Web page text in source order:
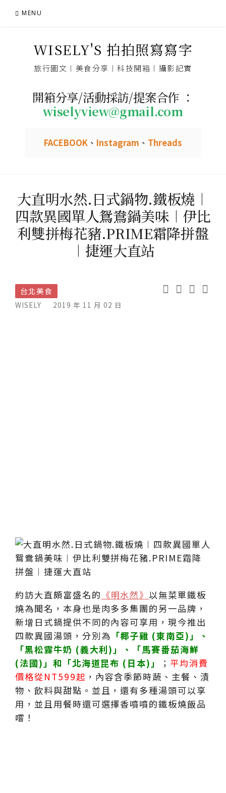
MENU
WISELY'S 拍拍照寫寫字
旅行圖文︱美食分享︱科技開箱︱攝影記實
開箱分享/活動採訪/提案合作 ：
wiselyview@gmail.com
FACEBOOK 、 Instagram 、 Threads
大直明水然.日式鍋物.鐵板燒︱
四款異國單人鴛鴦鍋美味︱伊比
利雙拼梅花豬.PRIME霜降拼盤
︱捷運大直站
台北美食
WISELY 2019 年 11 月 02 日
約訪大直頗富盛名的 《明水然》以無菜單鐵板
燒為聞名，本身也是肉多多集團的另一品牌，
新增日式鍋提供不同的內容可享用，現今推出
四款異國湯頭，分別為 「椰子雞 (東南亞)」、
「黑松露牛奶 (義大利)」、「馬賽番茄海鮮
(法國)」和「北海道昆布 (日本)」
；平均消費
價格從NT599起 ，內容含季節時蔬、主餐、漬
物、飲料與甜點。並且，還有多種湯頭可以享
用，並且用餐時還可選擇香噴噴的鐵板燒飯品
嚐！